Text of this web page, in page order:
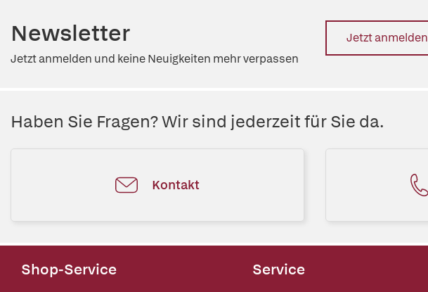
Newsletter
Jetzt anmelden und keine Neuigkeiten mehr verpassen
Jetzt anmelden
Haben Sie Fragen? Wir sind jederzeit für Sie da.
Kontakt
Shop-Service Service